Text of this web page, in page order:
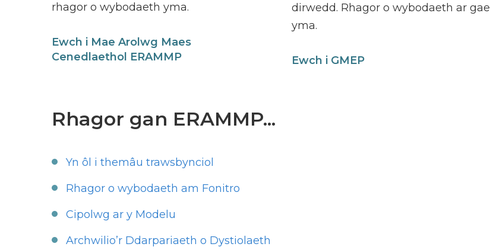
rhagor o wybodaeth yma.
Ewch i Mae Arolwg Maes
Cenedlaethol ERAMMP
dirwedd. Rhagor o wybodaeth ar gael
yma.
Ewch i GMEP
Rhagor gan ERAMMP...
Yn ôl i themâu trawsbynciol
Rhagor o wybodaeth am Fonitro
Cipolwg ar y Modelu
Archwilio’r Ddarpariaeth o Dystiolaeth